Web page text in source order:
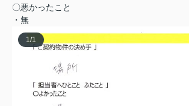
〇悪かったこと
・無
1/1